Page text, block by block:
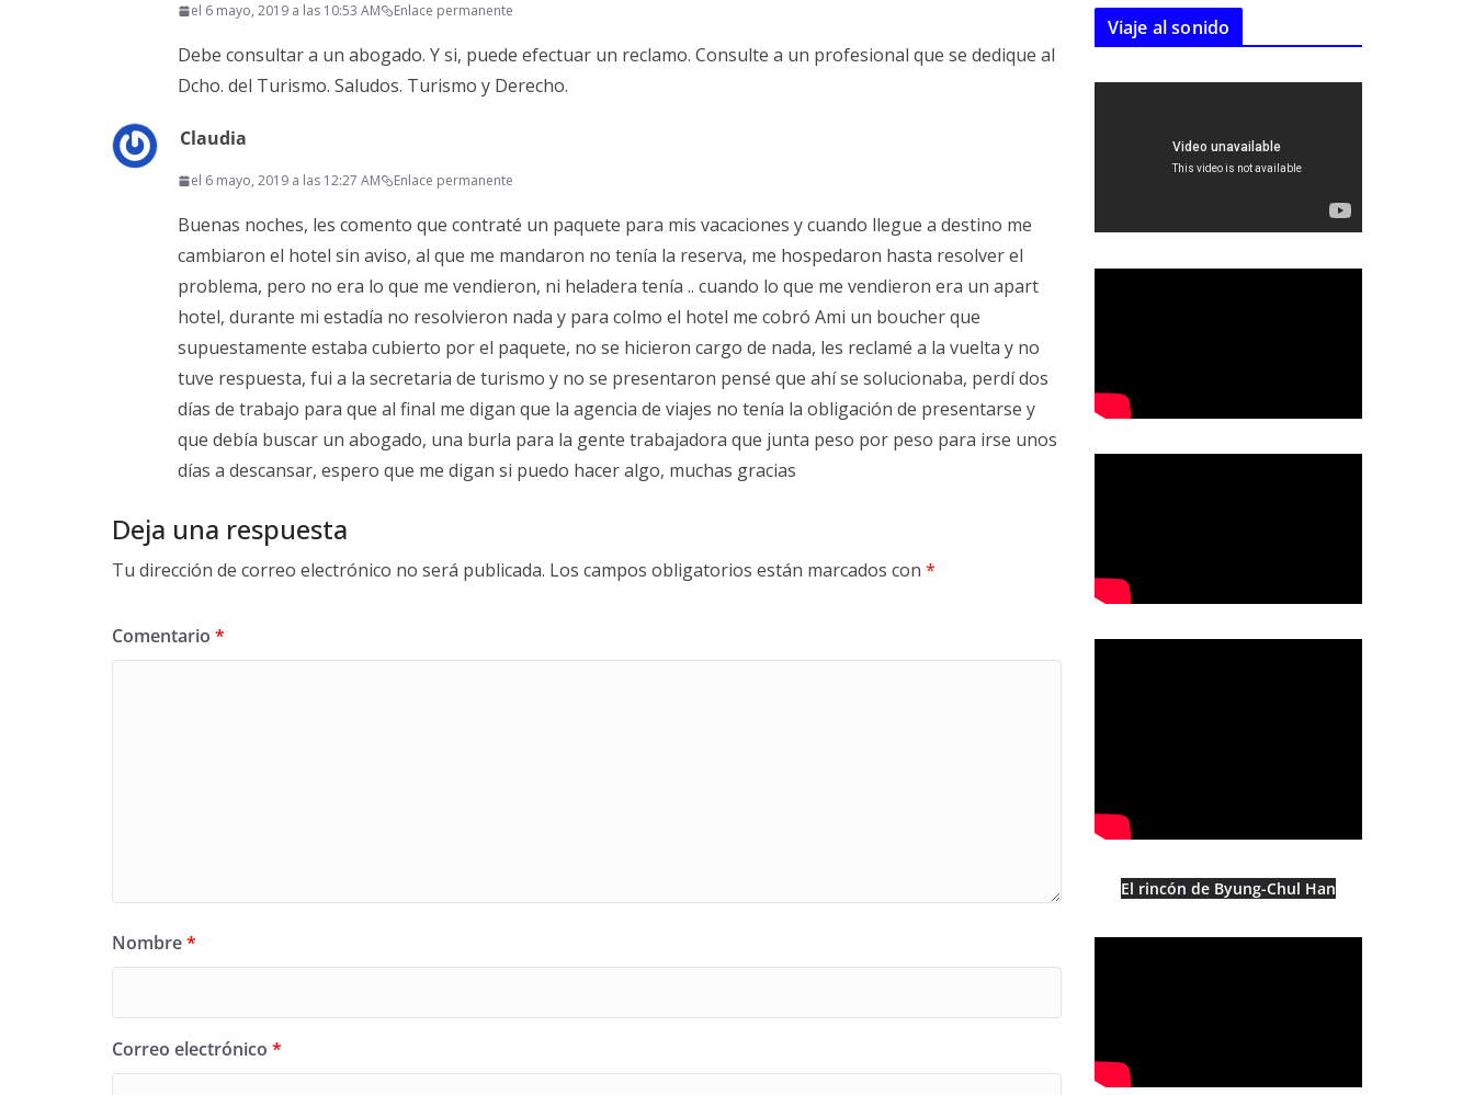
el 6 mayo, 2019 a las 10:53 AM Enlace permanente
Debe consultar a un abogado. Y si, puede efectuar un reclamo. Consulte a un profesional que se dedique al
Dcho. del Turismo. Saludos. Turismo y Derecho.
Claudia
el 6 mayo, 2019 a las 12:27 AM Enlace permanente
Buenas noches, les comento que contraté un paquete para mis vacaciones y cuando llegue a destino me
cambiaron el hotel sin aviso, al que me mandaron no tenía la reserva, me hospedaron hasta resolver el
problema, pero no era lo que me vendieron, ni heladera tenía .. cuando lo que me vendieron era un apart
hotel, durante mi estadía no resolvieron nada y para colmo el hotel me cobró Ami un boucher que
supuestamente estaba cubierto por el paquete, no se hicieron cargo de nada, les reclamé a la vuelta y no
tuve respuesta, fui a la secretaria de turismo y no se presentaron pensé que ahí se solucionaba, perdí dos
días de trabajo para que al final me digan que la agencia de viajes no tenía la obligación de presentarse y
que debía buscar un abogado, una burla para la gente trabajadora que junta peso por peso para irse unos
días a descansar, espero que me digan si puedo hacer algo, muchas gracias
Deja una respuesta
Tu dirección de correo electrónico no será publicada. Los campos obligatorios están marcados con *
Comentario *
Nombre*
Correo electrónico *
Viaje al sonido
El rincón de Byung-Chul Han